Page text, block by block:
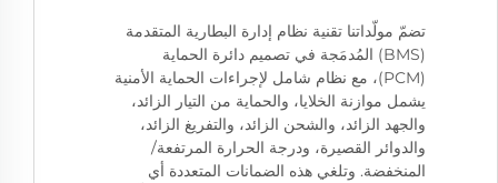
تضمّ مولّداتنا تقنية نظام إدارة البطارية المتقدمة
(BMS) المُدمَجة في تصميم دائرة الحماية
(PCM)، مع نظام شامل لإجراءات الحماية الأمنية
يشمل موازنة الخلايا، والحماية من التيار الزائد،
والجهد الزائد، والشحن الزائد، والتفريغ الزائد،
والدوائر القصيرة، ودرجة الحرارة المرتفعة/
المنخفضة. وتلغي هذه الضمانات المتعددة أي